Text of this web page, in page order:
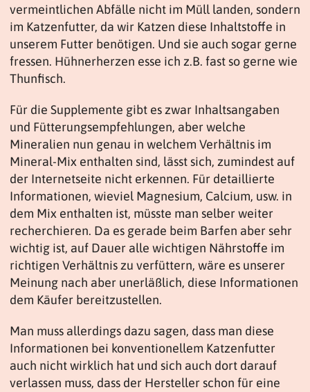
vermeintlichen Abfälle nicht im Müll landen, sondern
im Katzenfutter, da wir Katzen diese Inhaltstoffe in
unserem Futter benötigen. Und sie auch sogar gerne
fressen. Hühnerherzen esse ich z.B. fast so gerne wie
Thunfisch.
Für die Supplemente gibt es zwar Inhaltsangaben
und Fütterungsempfehlungen, aber welche
Mineralien nun genau in welchem Verhältnis im
Mineral-Mix enthalten sind, lässt sich, zumindest auf
der Internetseite nicht erkennen. Für detaillierte
Informationen, wieviel Magnesium, Calcium, usw. in
dem Mix enthalten ist, müsste man selber weiter
recherchieren. Da es gerade beim Barfen aber sehr
wichtig ist, auf Dauer alle wichtigen Nährstoffe im
richtigen Verhältnis zu verfüttern, wäre es unserer
Meinung nach aber unerläßlich, diese Informationen
dem Käufer bereitzustellen.
Man muss allerdings dazu sagen, dass man diese
Informationen bei konventionellem Katzenfutter
auch nicht wirklich hat und sich auch dort darauf
verlassen muss, dass der Hersteller schon für eine